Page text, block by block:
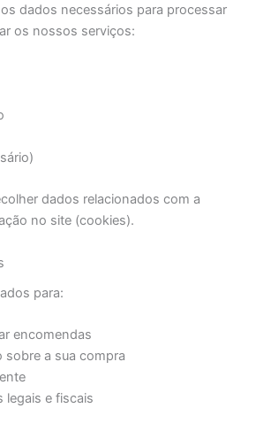
dados necessários para processar
os nossos serviços:
dados relacionados com a
no site (cookies).
para:
encomendas
sobre a sua compra
legais e fiscais